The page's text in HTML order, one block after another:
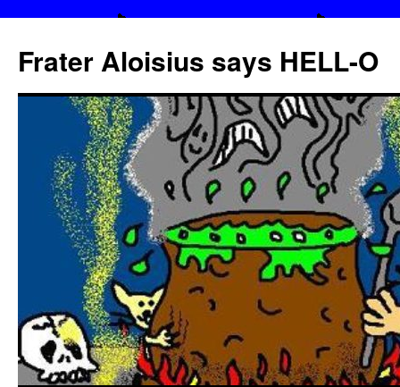
Frater Aloisius says HELL-O